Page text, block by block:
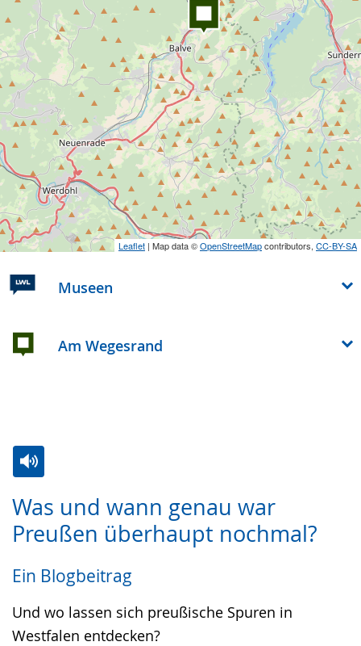
Leaflet | Map data ©OpenStreetMapcontributors, CC-BY-SA
Museen
Am Wegesrand
Was und wann genau war
Preußen überhaupt nochmal?
Ein Blogbeitrag
Und wo lassen sich preußische Spuren in
Westfalen entdecken?
Leichten
Sprache
Audio-
Unterstützung.
Video
in
Gebärdensprache
wird
angezeigt.